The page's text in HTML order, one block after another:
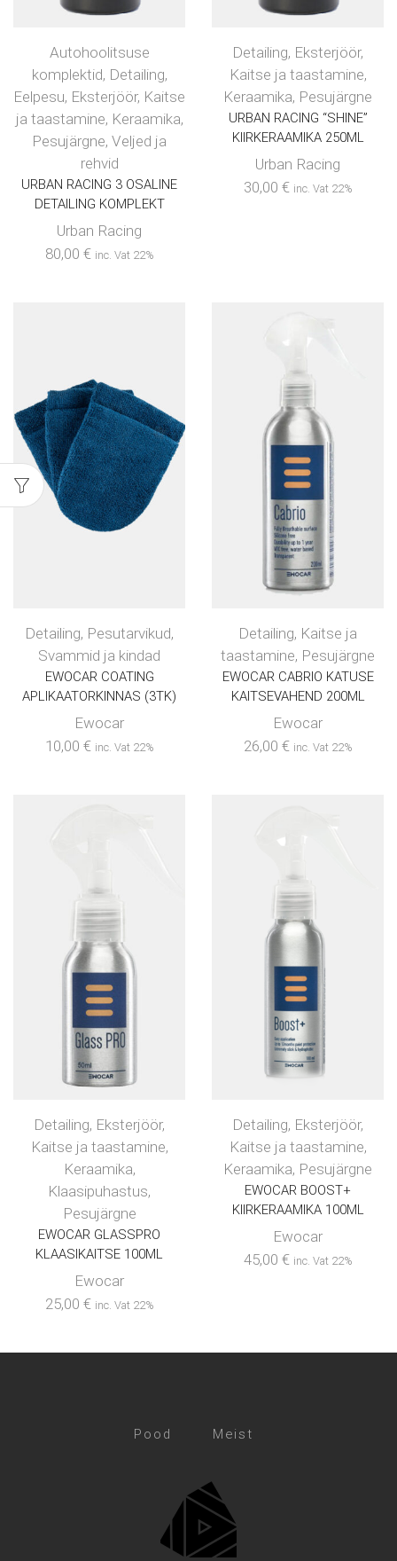
Autohoolitsuse
komplektid, Detailing,
Eelpesu, Eksterjöör, Kaitse
ja taastamine, Keraamika,
Pesujärgne, Veljed ja
rehvid
URBAN RACING 3 OSALINE
DETAILING KOMPLEKT
Urban Racing
80,00 € inc. Vat 22%
Detailing, Eksterjöör,
Kaitse ja taastamine,
Keraamika, Pesujärgne
URBAN RACING “SHINE”
KIIRKERAAMIKA 250ML
Urban Racing
30,00 € inc. Vat 22%
Detailing, Pesutarvikud,
Svammid ja kindad
EWOCAR COATING
APLIKAATORKINNAS (3TK)
Ewocar
10,00 € inc. Vat 22%
Detailing, Kaitse ja
taastamine, Pesujärgne
EWOCAR CABRIO KATUSE
KAITSEVAHEND 200ML
Ewocar
26,00 € inc. Vat 22%
Detailing, Eksterjöör,
Kaitse ja taastamine,
Keraamika,
Klaasipuhastus,
Pesujärgne
EWOCAR GLASSPRO
KLAASIKAITSE 100ML
Ewocar
25,00 € inc. Vat 22%
Detailing, Eksterjöör,
Kaitse ja taastamine,
Keraamika, Pesujärgne
EWOCAR BOOST+
KIIRKERAAMIKA 100ML
Ewocar
45,00 € inc. Vat 22%
Pood Meist